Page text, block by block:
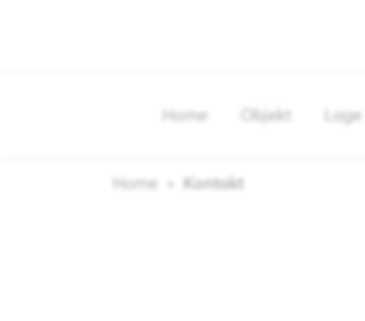
Home Objekt Lage
Home Kontakt